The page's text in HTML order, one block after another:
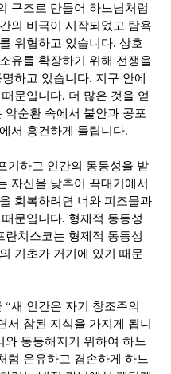
구조로 만들어 하느님처럼
의 비극이 시작되었고 탐욕
위협하고 있습니다.상호
유를 확장하기 위해 전쟁을
하고 있습니다. 지구 안에
문입니다. 더 많은 것을 얻
악순환 속에서 불안과 공포
서 흥건하게 들립니다.
기하고 인간의 동등성을 받
자신을 낮추어 꼭대기에서
회복하려면 너와 피조물과
문입니다. 형제적 동등성
란치스코는 형제적 동등성
기초가 거기에 있기 때문
“새 인간은 자기 창조주의
서 참된 지식을 가지게 됩니
와 동등해지기 위하여 하느
럼 온유하고 겸손하게 하느